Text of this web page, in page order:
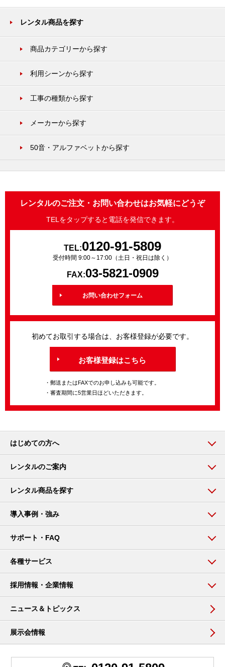
レンタル商品を探す
商品カテゴリーから探す
利用シーンから探す
工事の種類から探す
メーカーから探す
50音・アルファベットから探す
レンタルのご注文・お問い合わせはお気軽にどうぞ
TELをタップすると電話を発信できます。
TEL:0120-91-5809
受付時間 9:00～17:00（土日・祝日は除く）
FAX:03-5821-0909
お問い合わせフォーム
初めてお取引する場合は、お客様登録が必要です。
お客様登録はこちら
・郵送またはFAXでのお申し込みも可能です。
・審査期間に5営業日ほどいただきます。
はじめての方へ
レンタルのご案内
レンタル商品を探す
導入事例・強み
サポート・FAQ
各種サービス
採用情報・企業情報
ニュース＆トピックス
展示会情報